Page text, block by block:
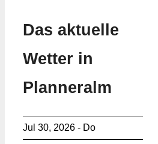
Das aktuelle
Wetter in
Planneralm
Jul 30, 2026 - Do